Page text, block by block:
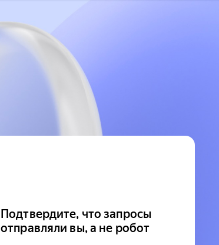
Подтвердите, что запросы
отправляли вы, а не робот